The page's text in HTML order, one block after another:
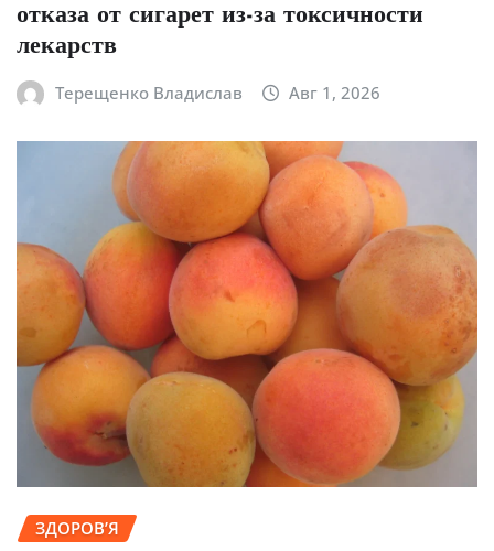
отказа от сигарет из-за токсичности
лекарств
Терещенко Владислав Авг 1, 2026
ЗДОРОВ’Я